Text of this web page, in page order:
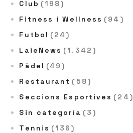
Club (198)
Fitness i Wellness (94)
Futbol (24)
LaieNews (1.342)
Pàdel (49)
Restaurant (58)
Seccions Esportives (24)
Sin categoría (3)
Tennis (136)